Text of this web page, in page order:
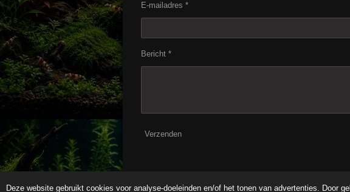
Deze website gebruikt cookies voor analyse-doeleinden en/of het tonen van advertenties. Door
E-mailadres *
Bericht *
Verzenden